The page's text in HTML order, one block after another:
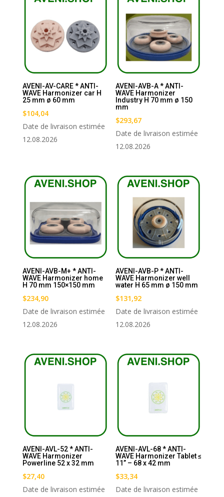
AVENI-AV-CARE * ANTI-
WAVE Harmonizer car H
25 mm ø 60 mm
$104,04
Date de livraison estimée
12.08.2026
AVENI-AVB-A * ANTI-
WAVE Harmonizer
Industry H 70 mm ø 150
mm
$293,67
Date de livraison estimée
12.08.2026
AVENI-AVB-M+ * ANTI-
WAVE Harmonizer home
H 70 mm 150×150 mm
$234,90
Date de livraison estimée
12.08.2026
AVENI-AVB-P * ANTI-
WAVE Harmonizer well
water H 65 mm ø 150 mm
$131,92
Date de livraison estimée
12.08.2026
AVENI-AVL-52 * ANTI-
WAVE Harmonizer
Powerline 52 x 32 mm
$27,40
Date de livraison estimée
AVENI-AVL-68 * ANTI-
WAVE Harmonizer Tablet ≤
11’’ – 68 x 42 mm
$33,34
Date de livraison estimée